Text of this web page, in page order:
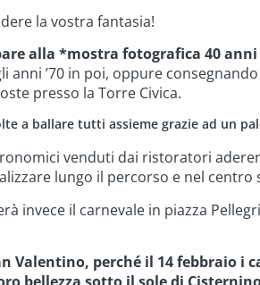
la vostra fantasia!
alla *mostra fotografica 40
’70 in poi, oppure
presso la Torre Civica.
a ballare tutti assieme grazie ad un
venduti dai ristoratori
lungo il percorso e nel centro
invece il carnevale in piazza
Valentino, perché il 14 febbraio